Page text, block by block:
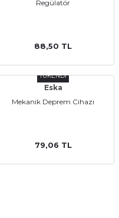
Regülatör
88,50 TL
TÜKENDİ
Eska
Mekanik Deprem Cihazı
79,06 TL